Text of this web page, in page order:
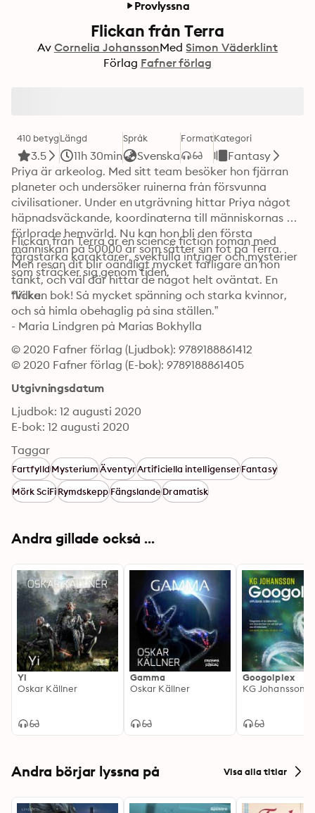
Provlyssna
Flickan från Terra
Av Cornelia JohanssonMed Simon Väderklint
Förlag Fafner förlag
410 betyg
3.5
Längd
11h 30min
Språk
Svenska
FormatKategori
Fantasy
Priya är arkeolog. Med sitt team besöker hon fjärran
planeter och undersöker ruinerna från försvunna
civilisationer. Under en utgrävning hittar Priya något
häpnadsväckande, koordinaterna till människornas
förlorade hemvärld. Nu kan hon bli den första
människan på 50000 år som sätter sin fot på Terra.
Men resan dit blir oändligt mycket farligare än hon
tänkt, och väl där hittar de något helt oväntat. En
flicka.
Flickan från Terra är en science fiction roman med
färgstarka karaktärer, svekfulla intriger och mysterier
som sträcker sig genom tiden.
“Vilken bok! Så mycket spänning och starka kvinnor,
och så himla obehaglig på sina ställen.”
- Maria Lindgren på Marias Bokhylla
© 2020 Fafner förlag (Ljudbok): 9789188861412
© 2020 Fafner förlag (E-bok): 9789188861405
Utgivningsdatum
Ljudbok: 12 augusti 2020
E-bok: 12 augusti 2020
Taggar
FartfylldMysteriumÄventyrArtificiella intelligenserFantasy
Mörk SciFiRymdskeppFängslandeDramatisk
Andra gillade också ...
Yi
Oskar Källner
Gamma
Oskar Källner
Googolplex
KG Johansson
Andra börjar lyssna på Visa alla titlar